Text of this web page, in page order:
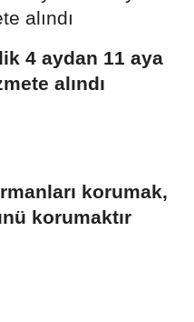
4 aydan 11 aya
alındı
korumak,
korumaktır